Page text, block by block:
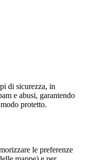
di sicurezza, in
e abusi, garantendo
protetto.
le preferenze